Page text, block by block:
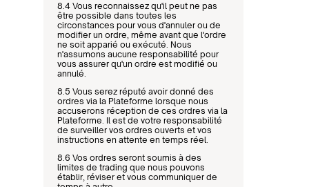
8.4 Vous reconnaissez qu'il peut ne pas
être possible dans toutes les
circonstances pour vous d'annuler ou de
modifier un ordre, même avant que l'ordre
ne soit apparié ou exécuté. Nous
n'assumons aucune responsabilité pour
vous assurer qu'un ordre est modifié ou
annulé.
8.5 Vous serez réputé avoir donné des
ordres via la Plateforme lorsque nous
accuserons réception de ces ordres via la
Plateforme. Il est de votre responsabilité
de surveiller vos ordres ouverts et vos
instructions en attente en temps réel.
8.6 Vos ordres seront soumis à des
limites de trading que nous pouvons
établir, réviser et vous communiquer de